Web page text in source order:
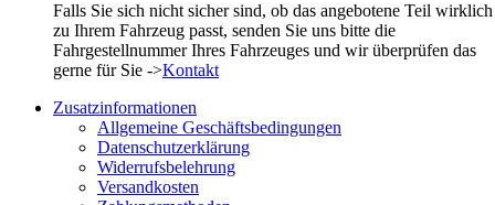
Falls Sie sich nicht sicher sind, ob das angebotene Teil wirklich
zu Ihrem Fahrzeug passt, senden Sie uns bitte die
Fahrgestellnummer Ihres Fahrzeuges und wir überprüfen das
gerne für Sie ->Kontakt
Zusatzinformationen
Allgemeine Geschäftsbedingungen
Datenschutzerklärung
Widerrufsbelehrung
Versandkosten